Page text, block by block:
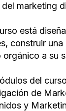
del marketing
está
construir
a su
del
de
y